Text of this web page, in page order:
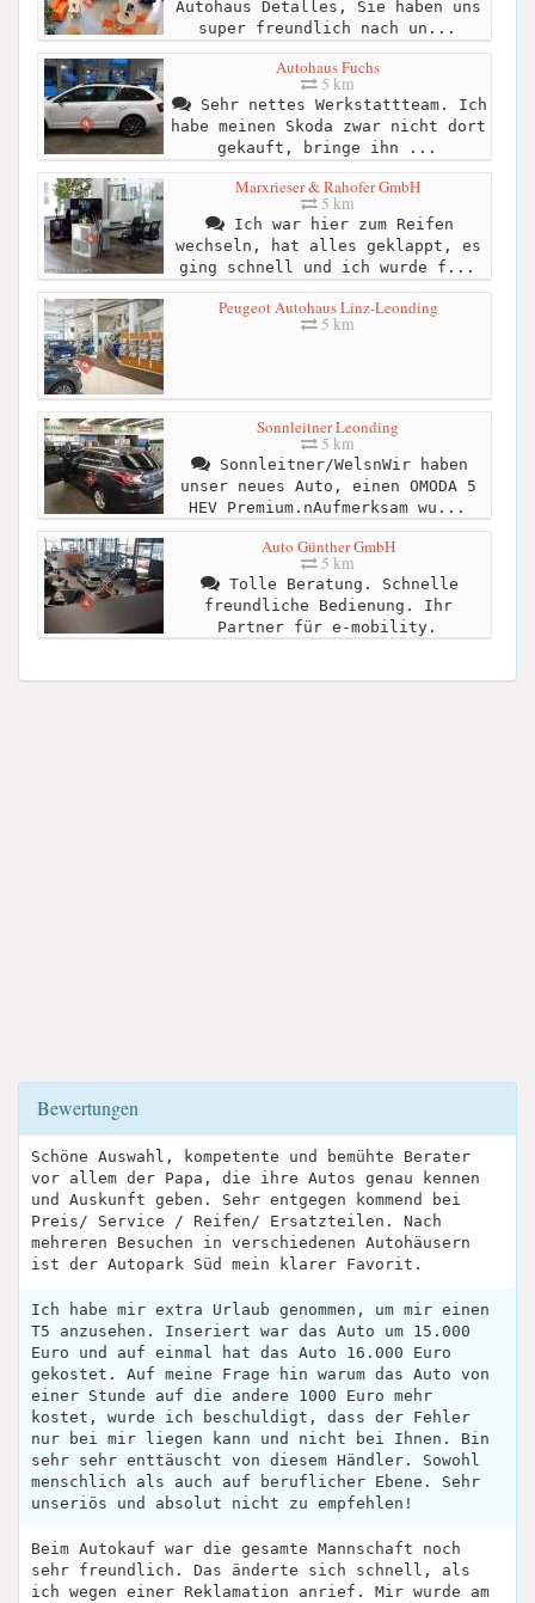
Autohaus Detalles, Sie haben uns
super freundlich nach un...
Autohaus Fuchs
5 km
Sehr nettes Werkstattteam. Ich
habe meinen Skoda zwar nicht dort
gekauft, bringe ihn ...
Marxrieser & Rahofer GmbH
5 km
Ich war hier zum Reifen
wechseln, hat alles geklappt, es
ging schnell und ich wurde f...
Peugeot Autohaus Linz-Leonding
5 km
Sonnleitner Leonding
5 km
Sonnleitner/WelsnWir haben
unser neues Auto, einen OMODA 5
HEV Premium.nAufmerksam wu...
Auto Günther GmbH
5 km
Tolle Beratung. Schnelle
freundliche Bedienung. Ihr
Partner für e-mobility.
Bewertungen
Schöne Auswahl, kompetente und bemühte Berater
vor allem der Papa, die ihre Autos genau kennen
und Auskunft geben. Sehr entgegen kommend bei
Preis/ Service / Reifen/ Ersatzteilen. Nach
mehreren Besuchen in verschiedenen Autohäusern
ist der Autopark Süd mein klarer Favorit.
Ich habe mir extra Urlaub genommen, um mir einen
T5 anzusehen. Inseriert war das Auto um 15.000
Euro und auf einmal hat das Auto 16.000 Euro
gekostet. Auf meine Frage hin warum das Auto von
einer Stunde auf die andere 1000 Euro mehr
kostet, wurde ich beschuldigt, dass der Fehler
nur bei mir liegen kann und nicht bei Ihnen. Bin
sehr sehr enttäuscht von diesem Händler. Sowohl
menschlich als auch auf beruflicher Ebene. Sehr
unseriös und absolut nicht zu empfehlen!
Beim Autokauf war die gesamte Mannschaft noch
sehr freundlich. Das änderte sich schnell, als
ich wegen einer Reklamation anrief. Mir wurde am